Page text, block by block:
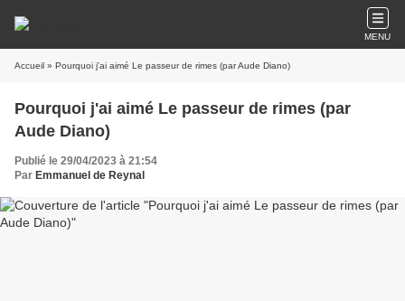
MENU
Accueil » Pourquoi j'ai aimé Le passeur de rimes (par Aude Diano)
Pourquoi j'ai aimé Le passeur de rimes (par
Aude Diano)
Publié le 29/04/2023 à 21:54
Par Emmanuel de Reynal